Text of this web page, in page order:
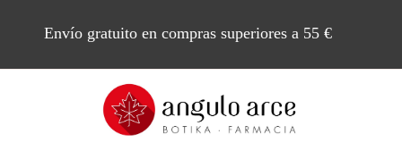
Envío gratuito en compras superiores a 55 €